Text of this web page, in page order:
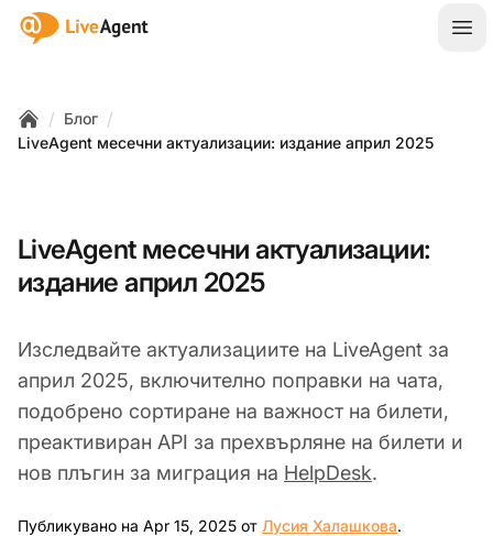
:site.title
Home
/ Блог /
LiveAgent месечни актуализации: издание април 2025
LiveAgent месечни актуализации:
издание април 2025
Изследвайте актуализациите на LiveAgent за
април 2025, включително поправки на чата,
подобрено сортиране на важност на билети,
преактивиран API за прехвърляне на билети и
нов плъгин за миграция на HelpDesk.
Публикувано на Apr 15, 2025 от Лусия Халашкова.